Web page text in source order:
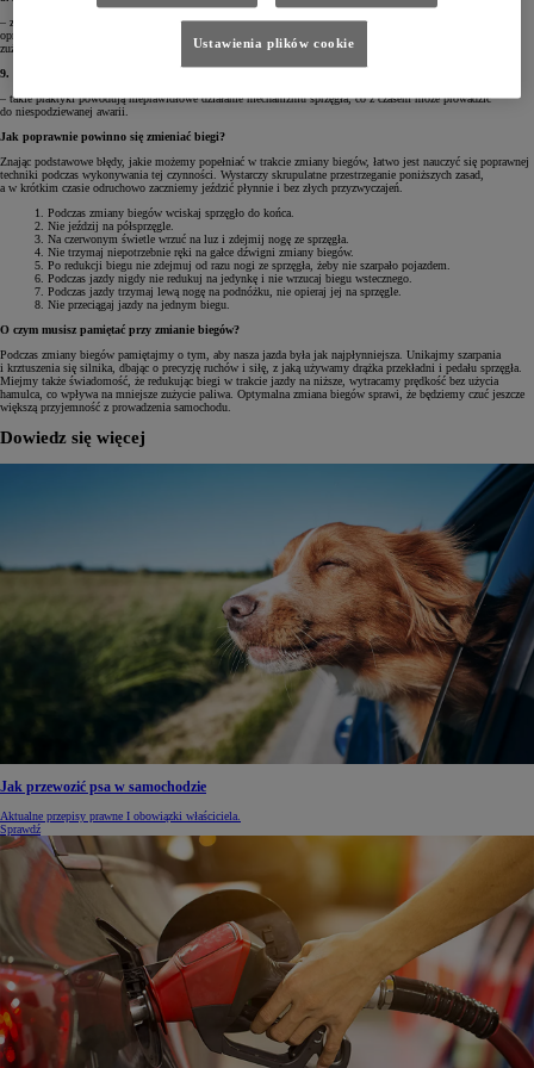
– zbyt gwałtowne zmiany biegów w „sportowym stylu” i nadmierne „dociskanie” drążka przy każdym ruchu
oprócz wrażenia pozornej dynamiki jazdy nie przynoszą nic dobrego dla skrzyni, która po prostu szybciej się
zużywa.
9. Zmiana biegu z pedałem sprzęgła niewciśniętym do końca
– takie praktyki powodują nieprawidłowe działanie mechanizmu sprzęgła, co z czasem może prowadzić
do niespodziewanej awarii.
Jak poprawnie powinno się zmieniać biegi?
Znając podstawowe błędy, jakie możemy popełniać w trakcie zmiany biegów, łatwo jest nauczyć się poprawnej
techniki podczas wykonywania tej czynności. Wystarczy skrupulatne przestrzeganie poniższych zasad,
a w krótkim czasie odruchowo zaczniemy jeździć płynnie i bez złych przyzwyczajeń.
Podczas zmiany biegów wciskaj sprzęgło do końca.
Nie jeździj na półsprzęgle.
Na czerwonym świetle wrzuć na luz i zdejmij nogę ze sprzęgła.
Nie trzymaj niepotrzebnie ręki na gałce dźwigni zmiany biegów.
Po redukcji biegu nie zdejmuj od razu nogi ze sprzęgła, żeby nie szarpało pojazdem.
Podczas jazdy nigdy nie redukuj na jedynkę i nie wrzucaj biegu wstecznego.
Podczas jazdy trzymaj lewą nogę na podnóżku, nie opieraj jej na sprzęgle.
Nie przeciągaj jazdy na jednym biegu.
O czym musisz pamiętać przy zmianie biegów?
Podczas zmiany biegów pamiętajmy o tym, aby nasza jazda była jak najpłynniejsza. Unikajmy szarpania
i krztuszenia się silnika, dbając o precyzję ruchów i siłę, z jaką używamy drążka przekładni i pedału sprzęgła.
Miejmy także świadomość, że redukując biegi w trakcie jazdy na niższe, wytracamy prędkość bez użycia
hamulca, co wpływa na mniejsze zużycie paliwa. Optymalna zmiana biegów sprawi, że będziemy czuć jeszcze
większą przyjemność z prowadzenia samochodu.
Dowiedz się więcej
Jak przewozić psa w samochodzie
Aktualne przepisy prawne I obowiązki właściciela.
Sprawdź
Ustawienia plików cookie